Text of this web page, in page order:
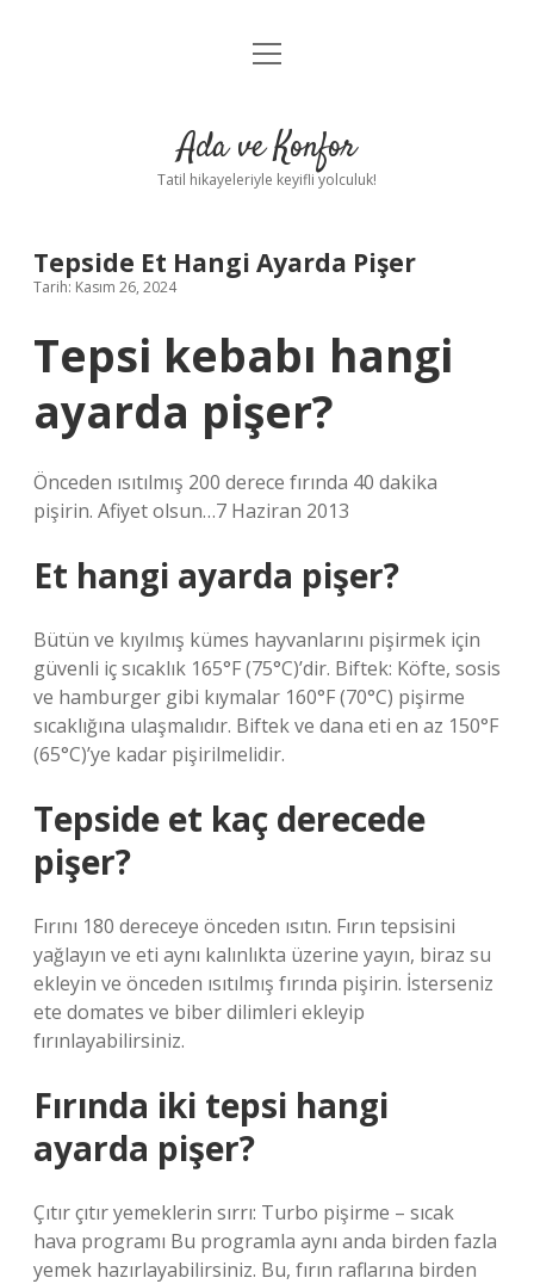
Anasayfa
Yasal Uyarı
menüyü
Ada ve Konfor
Tatil hikayeleriyle keyifli yolculuk!
Tepside Et Hangi Ayarda Pişer
Tarih: Kasım 26, 2024
Tepsi kebabı hangi
ayarda pişer?
Önceden ısıtılmış 200 derece fırında 40 dakika
pişirin. Afiyet olsun…7 Haziran 2013
Et hangi ayarda pişer?
Bütün ve kıyılmış kümes hayvanlarını pişirmek için
güvenli iç sıcaklık 165°F (75°C)’dir. Biftek: Köfte, sosis
ve hamburger gibi kıymalar 160°F (70°C) pişirme
sıcaklığına ulaşmalıdır. Biftek ve dana eti en az 150°F
(65°C)’ye kadar pişirilmelidir.
Tepside et kaç derecede
pişer?
Fırını 180 dereceye önceden ısıtın. Fırın tepsisini
yağlayın ve eti aynı kalınlıkta üzerine yayın, biraz su
ekleyin ve önceden ısıtılmış fırında pişirin. İsterseniz
ete domates ve biber dilimleri ekleyip
fırınlayabilirsiniz.
Fırında iki tepsi hangi
ayarda pişer?
Çıtır çıtır yemeklerin sırrı: Turbo pişirme – sıcak
hava programı Bu programla aynı anda birden fazla
yemek hazırlayabilirsiniz. Bu, fırın raflarına birden